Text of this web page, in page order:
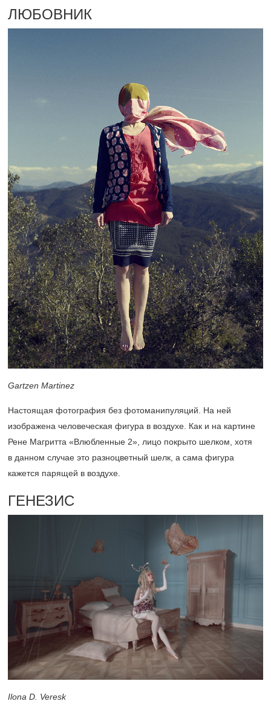
ЛЮБОВНИК
Gartzen Martinez
Настоящая фотография без фотоманипуляций. На ней
изображена человеческая фигура в воздухе. Как и на картине
Рене Магритта «Влюбленные 2», лицо покрыто шелком, хотя
в данном случае это разноцветный шелк, а сама фигура
кажется парящей в воздухе.
ГЕНЕЗИС
Ilona D. Veresk